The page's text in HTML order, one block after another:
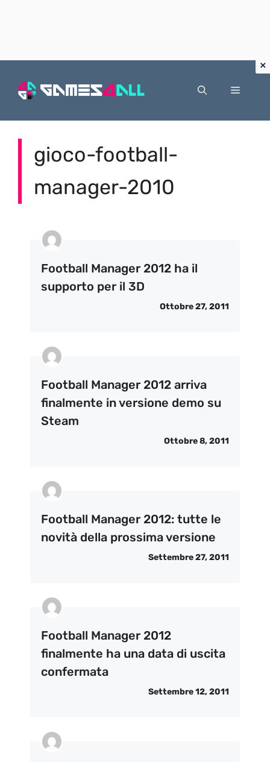
Menu
gioco-football-
manager-2010
Football Manager 2012 ha il
supporto per il 3D
Ottobre 27, 2011
Football Manager 2012 arriva
finalmente in versione demo su
Steam
Ottobre 8, 2011
Football Manager 2012: tutte le
novità della prossima versione
Settembre 27, 2011
Football Manager 2012
finalmente ha una data di uscita
confermata
Settembre 12, 2011